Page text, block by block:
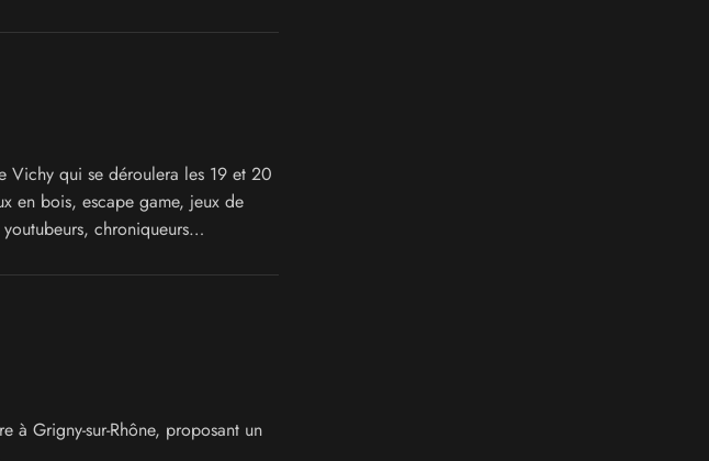
Vichy qui se déroulera les 19 et 20
en bois, escape game, jeux de
chroniqueurs
à Grigny-sur-Rhône, proposant un